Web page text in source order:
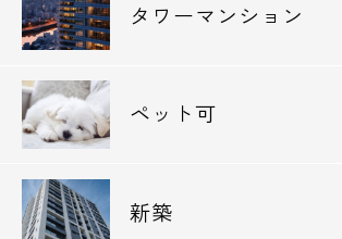
タワーマンション
ペット可
新築
電話でお問い合わせ
0120-500-529
営業時間 10：00～18：00
メールでお問い合わせ